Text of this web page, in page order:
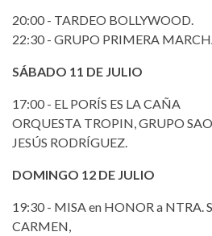
20:00 - TARDEO BOLLYWOOD.
22:30 - GRUPO PRIMERA
SÁBADO 11 DE JULIO
17:00 - EL PORÍS ES LA CAÑA
ORQUESTA TROPIN, GRUPO
JESÚS RODRÍGUEZ.
DOMINGO 12 DE JULIO
19:30 - MISA en HONOR a NTRA.
CARMEN,